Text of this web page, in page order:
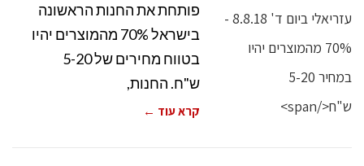
פותחת את החנות הראשונה
בישראל 70% מהמוצרים יהיו
בטווח מחירים של 5-20
ש"ח. החנות,
קרא עוד ←